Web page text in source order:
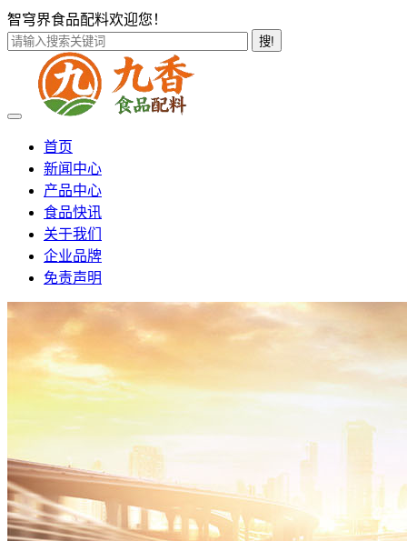
智穹界食品配料欢迎您！
搜!
首页
新闻中心
产品中心
食品快讯
关于我们
企业品牌
免责声明